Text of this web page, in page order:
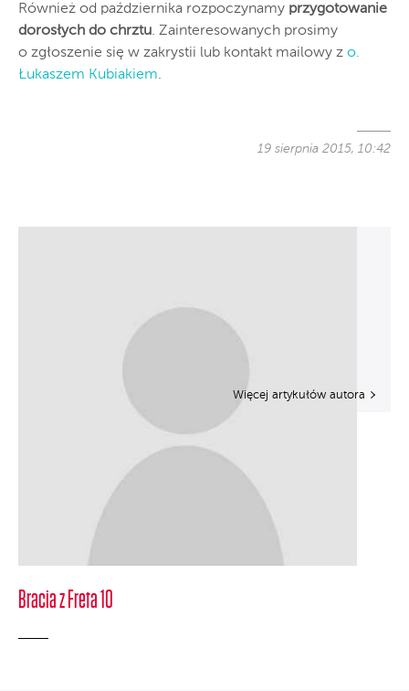
Również od października rozpoczynamy przygotowanie
dorosłych do chrztu. Zainteresowanych prosimy
o zgłoszenie się w zakrystii lub kontakt mailowy z o.
Łukaszem Kubiakiem.
19 sierpnia 2015, 10:42
Bracia z Freta 10
Więcej artykułów autora